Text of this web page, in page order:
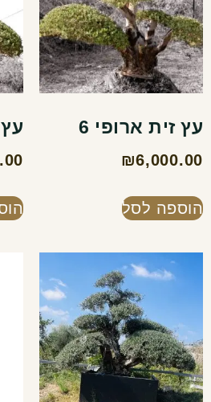
עץ זית ארופי 6
₪6,000.00
הוספה לסל
עץ